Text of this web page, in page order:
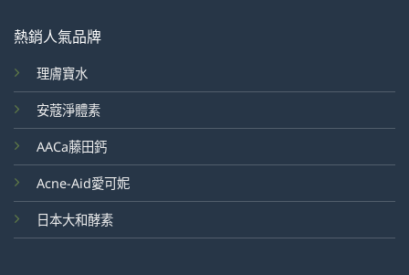
熱銷人氣品牌
理膚寶水
安蔻淨體素
AACa藤田鈣
Acne-Aid愛可妮
日本大和酵素